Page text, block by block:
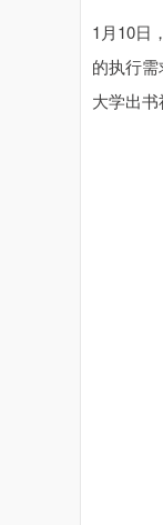
1月10日
的执行
大学出